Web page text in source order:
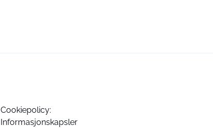
Cookiepolicy:
Informasjonskapsler